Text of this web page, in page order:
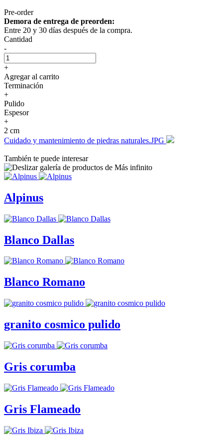
Pre-order
Demora de entrega de preorden:
Entre 20 y 30 días después de la compra.
Cantidad
-
+
Agregar al carrito
Terminación
+
Pulido
Espesor
+
2 cm
Cuidado y mantenimiento de piedras naturales.JPG
También te puede interesar
Alpinus
Blanco Dallas
Blanco Romano
granito cosmico pulido
Gris corumba
Gris Flameado